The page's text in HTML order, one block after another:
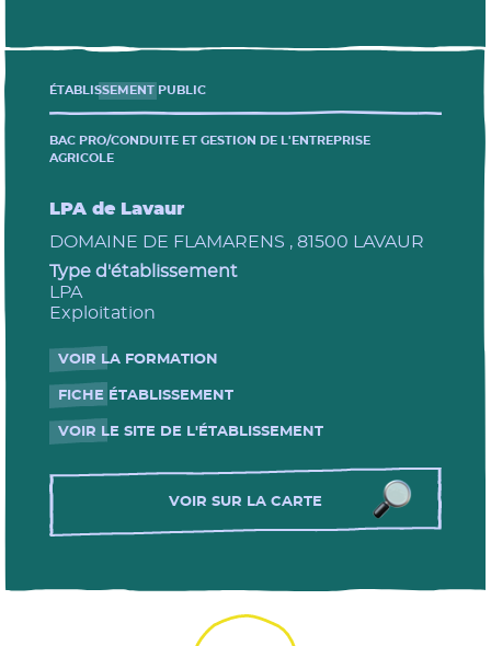
ÉTABLISSEMENT PUBLIC
BAC PRO/CONDUITE ET GESTION DE L'ENTREPRISE
AGRICOLE
LPA de Lavaur
DOMAINE DE FLAMARENS , 81500 LAVAUR
Type d'établissement
LPA
Exploitation
VOIR LA FORMATION
- Nouvelle fenêtre
FICHE ÉTABLISSEMENT
- Nouvelle fenêtre
VOIR LE SITE DE L'ÉTABLISSEMENT
- Nouvelle fenêtre
VOIR SUR LA CARTE